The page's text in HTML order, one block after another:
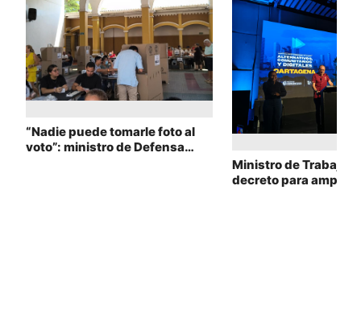
“Nadie puede tomarle foto al
voto”: ministro de Defensa
Ministro de Trabajo
decreto para ampliar